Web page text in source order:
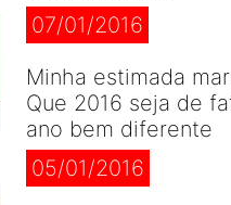
07/01/2016
Minha estimada
Que 2016 seja de
ano bem diferente
05/01/2016